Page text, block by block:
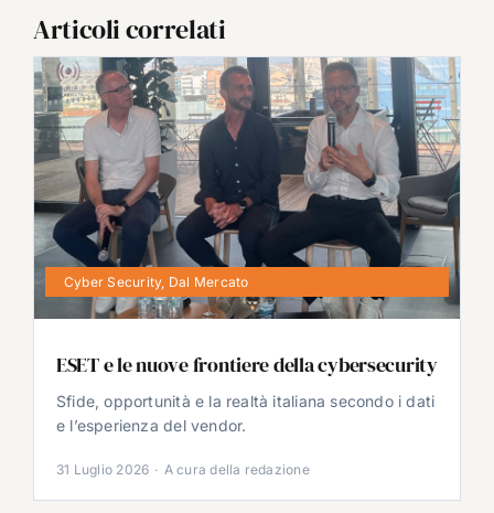
Articoli correlati
Cyber Security, Dal Mercato
ESET e le nuove frontiere della cybersecurity
Sfide, opportunità e la realtà italiana secondo i dati
e l’esperienza del vendor.
31 Luglio 2026 · A cura della redazione